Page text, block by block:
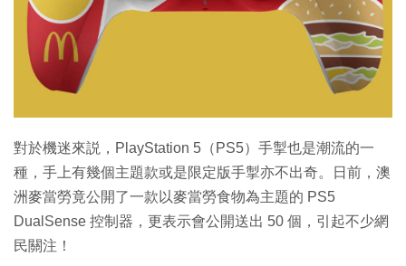
Enterprise Digital Transformation
特集
對於機迷來説，PlayStation 5（PS5）手掣也是潮流的一
種，手上有幾個主題款或是限定版手掣亦不出奇。日前，澳
洲麥當勞竟公開了一款以麥當勞食物為主題的 PS5
DualSense 控制器，更表示會公開送出 50 個，引起不少網
民關注！